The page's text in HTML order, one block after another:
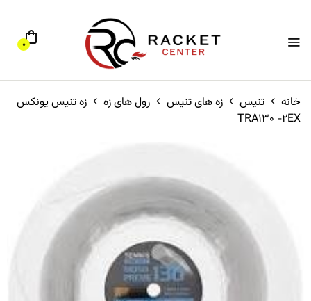
0
خانه تنیس زه های تنیس رول های زه
زه تنیس یونکس
TRA130 -2EX